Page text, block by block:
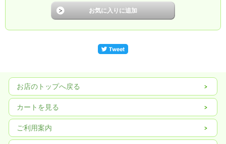
お店のトップへ戻る
カートを見る
ご利用案内